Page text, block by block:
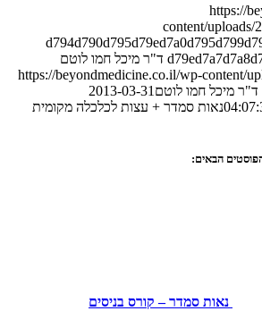
content/
ד"ר מיכל חמו לוטם
https://beyondmedicine.co.il/wp-
חמו לוטם2013-03-31
נאות סמדר + עצות לכלכלה מקומית
הבאים:
נאות סמדר – קורס בניסים